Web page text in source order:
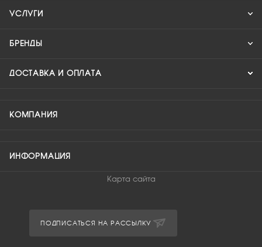
УСЛУГИ
БРЕНДЫ
ДОСТАВКА И ОПЛАТА
КОМПАНИЯ
ИНФОРМАЦИЯ
Карта сайта
ПОДПИСАТЬСЯ НА РАССЫЛКУ